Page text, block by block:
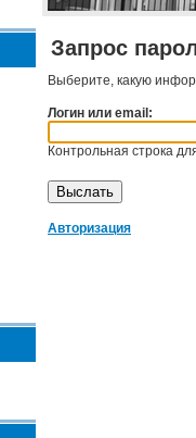
Запрос
Выберите, какую
Логин или email:
Контрольная строка
Авторизация